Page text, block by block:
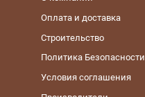
Оплата и доставка
Строительство
Политика Безопасности
Условия соглашения